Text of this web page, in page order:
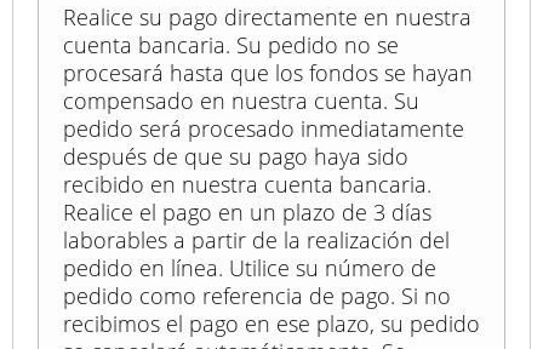
Realice su pago directamente en nuestra
cuenta bancaria. Su pedido no se
procesará hasta que los fondos se hayan
compensado en nuestra cuenta. Su
pedido será procesado inmediatamente
después de que su pago haya sido
recibido en nuestra cuenta bancaria.
Realice el pago en un plazo de 3 días
laborables a partir de la realización del
pedido en línea. Utilice su número de
pedido como referencia de pago. Si no
recibimos el pago en ese plazo, su pedido